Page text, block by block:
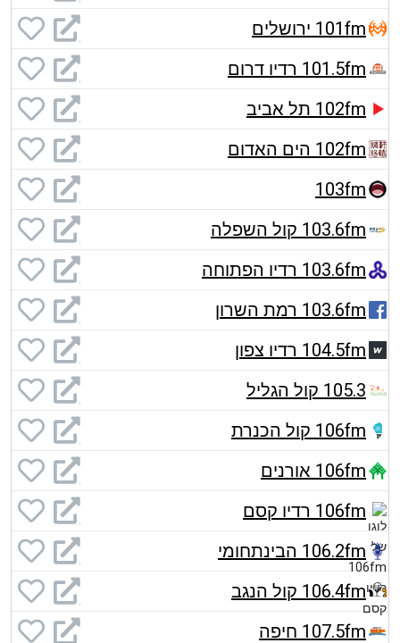
101fm ירושלים
101.5fm רדיו דרום
102fm תל אביב
102fm הים האדום
103fm
103.6fm קול השפלה
103.6fm רדיו הפתוחה
103.6fm רמת השרון
104.5fm רדיו צפון
105.3 קול הגליל
106fm קול הכנרת
106fm אורנים
106fm רדיו קסם
106.2fm הבינתחומי
106.4fm קול הנגב
107.5fm חיפה